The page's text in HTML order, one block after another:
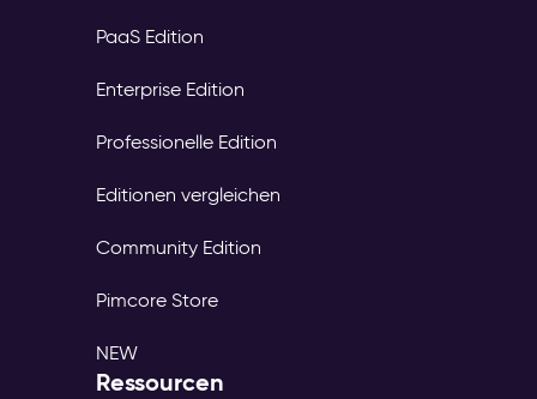
PaaS Edition
Enterprise Edition
Professionelle Edition
Editionen vergleichen
Community Edition
Pimcore Store
NEW
Ressourcen